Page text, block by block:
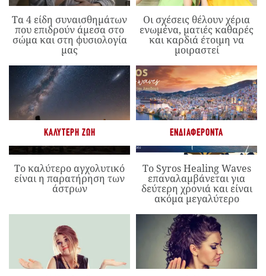
Τα 4 είδη συναισθημάτων
που επιδρούν άμεσα στο
σώμα και στη φυσιολογία
μας
Οι σχέσεις θέλουν χέρια
ενωμένα, ματιές καθαρές
και καρδιά έτοιμη να
μοιραστεί
ΚΑΛΎΤΕΡΗ ΖΩΉ
Το καλύτερο αγχολυτικό
είναι η παρατήρηση των
άστρων
ΕΝΔΙΑΦΈΡΟΝΤΑ
Το Syros Healing Waves
επαναλαμβάνεται για
δεύτερη χρονιά και είναι
ακόμα μεγαλύτερο